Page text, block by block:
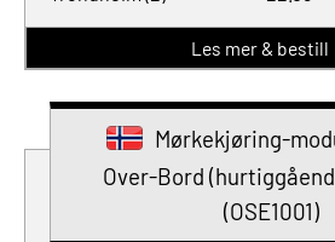
Les mer &
Mørkekjøring-
Over-Bord
(OSE1001)